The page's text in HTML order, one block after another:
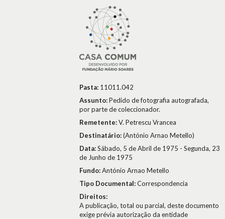
Pasta: 11011.042
Assunto:Pedido de fotografia autografada,
por parte de coleccionador.
Remetente:V. Petrescu Vrancea
Destinatário:(António Arnao Metello)
Data:Sábado, 5 de Abril de 1975 - Segunda, 23
de Junho de 1975
Fundo:António Arnao Metello
Tipo Documental:Correspondencia
Direitos:
A publicação, total ou parcial, deste documento
exige prévia autorização da entidade